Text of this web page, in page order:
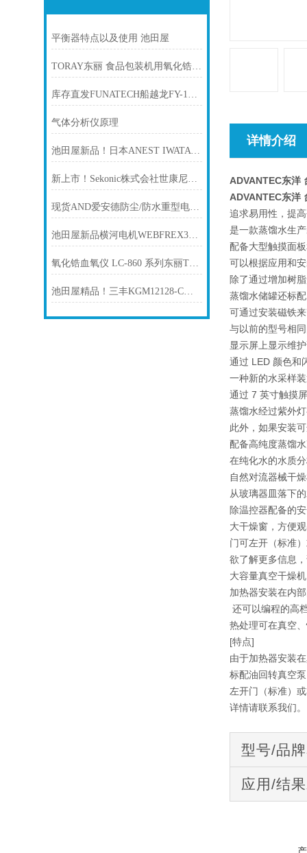
平衡器特点以及使用 池田屋
TORAY东丽 食品包装机用氧化锆氧气浓度计 LF-200
库存直发FUNATECH船越龙FY-18L滤光片FY-18N半导体表面检查灯
气体分析仪原理
池田屋新品！日本ANEST IWATA TLP15EF-10往复式有油空压机
新上市！Sekonic株式会社世康尼克有限公司 电子温室温度记录仪 ST-50A
现货AND爱安德防尘/防水重型电子天平GX-12001L
池田屋新品横河电机WEBFREX3ES电池极片在线测厚仪
氧化锆血氧仪 LC-860 系列东丽TORAY
池田屋精品！三丰KGM12128-C在线兼容紧凑型三维测量机技术参数与应用解析
详情介绍
ADVANTEC东洋
ADVANTEC东洋
追求易用性，提
是一款蒸馏水生
配备大型触摸面
可以根据应用和
除了通过增加树
蒸馏水储罐还标
可通过安装磁铁
与以前的型号相
显示屏上显示维
通过 LED 颜色和
一种新的水采样
通过 7 英寸触摸
蒸馏水经过紫外
此外，如果安装
配备高纯度蒸馏
在纯化水的水质
自然对流器械干
从玻璃器皿落下
除温控器配备的
大干燥窗，方便
门可左开（标准
欲了解更多信息
大容量真空干燥
加热器安装在内
还可以编程的高
热处理可在真空
[特点]
由于加热器安装
标配油回转真空
左开门（标准）
详情请联系我们。
型号/品
应用/结